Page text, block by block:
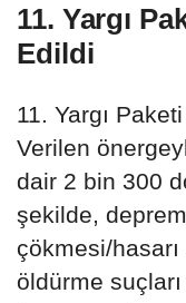
11. Yargı
Edildi
11. Yargı
Verilen
dair 2 bin 300
şekilde, deprem
çökmesi/
öldürme